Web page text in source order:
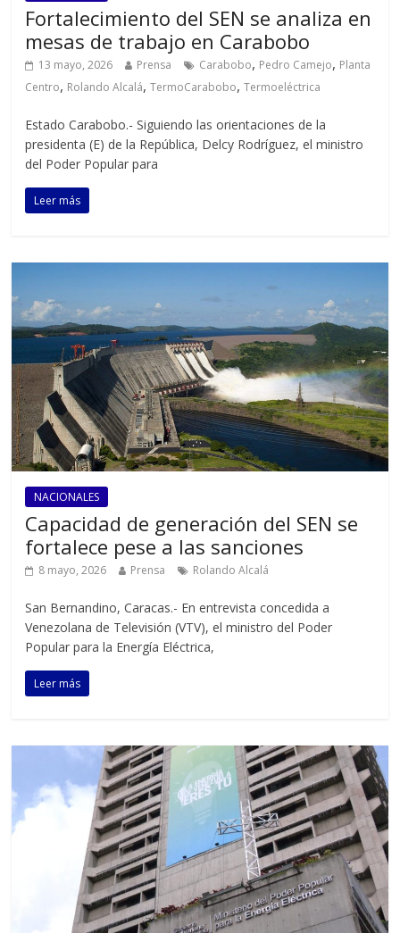
Fortalecimiento del SEN se analiza en
mesas de trabajo en Carabobo
13 mayo, 2026 Prensa Carabobo, Pedro Camejo, Planta
Centro, Rolando Alcalá,TermoCarabobo,Termoeléctrica
Estado Carabobo.- Siguiendo las orientaciones de la
presidenta (E) de la República, Delcy Rodríguez, el ministro
del Poder Popular para
Leer más
NACIONALES
Capacidad de generación del SEN se
fortalece pese a las sanciones
8 mayo, 2026 Prensa Rolando Alcalá
‎San Bernandino, Caracas.- En entrevista concedida a
Venezolana de Televisión (VTV), el ministro del Poder
Popular para la Energía Eléctrica,
Leer más